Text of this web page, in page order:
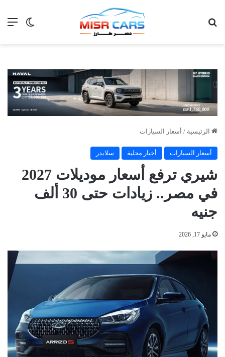
الوضع
الرئيسية / أسعار السيارات
أسعار السيارات أخبار محلية سلايدر
شيري ترفع أسعار موديلات 2027
في مصر.. زيادات حتى 30 ألف
جنيه
مايو 17, 2026